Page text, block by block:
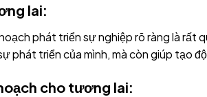
lai:
phát triển sự nghiệp rõ ràng là rất
phát triển của mình, mà còn giúp tạo
cho tương lai: